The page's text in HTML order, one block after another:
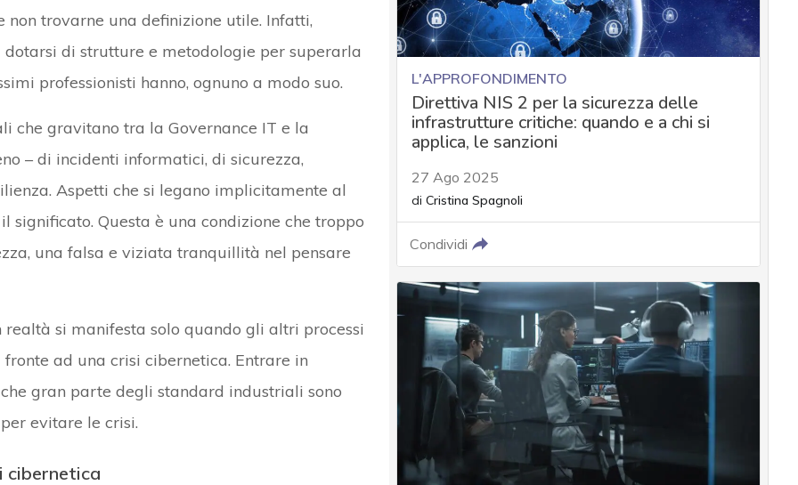
trovarne una definizione utile. Infatti,
di strutture e metodologie per superarla
professionisti hanno, ognuno a modo suo.
che gravitano tra la Governance IT e la
– di incidenti informatici, di sicurezza,
Aspetti che si legano implicitamente al
significato. Questa è una condizione che troppo
una falsa e viziata tranquillità nel pensare
si manifesta solo quando gli altri processi
fronte ad una crisi cibernetica. Entrare in
gran parte degli standard industriali sono
evitare le crisi.
cibernetica
L'APPROFONDIMENTO
Direttiva NIS 2 per la sicurezza delle
infrastrutture critiche: quando e a chi si
applica, le sanzioni
27 Ago 2025
di Cristina Spagnoli
Condividi